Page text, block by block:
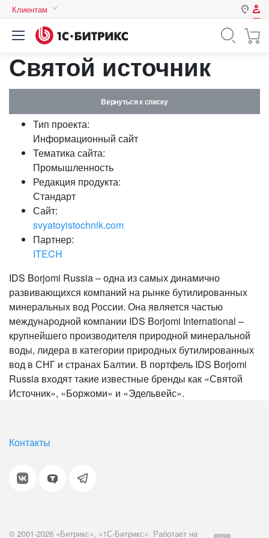
Клиентам
Казахстан
Авторизация
Логин
Пароль
Святой источник
Вернуться к списку
Тип проекта:
Информационный сайт
Тематика сайта:
Промышленность
Редакция продукта:
Стандарт
Сайт:
svyatoyistochnik.com
Партнер:
ITECH
IDS Borjomi Russia – одна из самых динамично
развивающихся компаний на рынке бутилированных
минеральных вод России. Она является частью
международной компании IDS Borjomi International –
крупнейшего производителя природной минеральной
воды, лидера в категории природных бутилированных
вод в СНГ и странах Балтии. В портфель IDS Borjomi
Russia входят такие известные бренды как «Святой
Источник», «Боржоми» и «Эдельвейс».
Контакты
© 2001-2026 «Битрикс», «1С-Битрикс». Работает на